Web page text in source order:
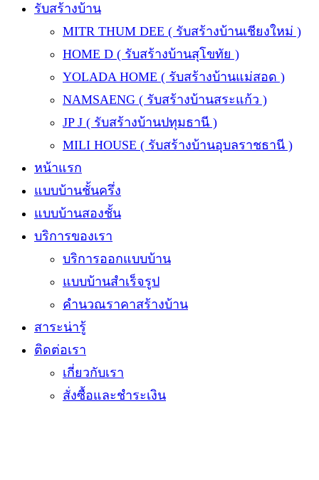
รับสร้างบ้าน
MITR THUM DEE ( รับสร้างบ้านเชียงใหม่ )
HOME D ( รับสร้างบ้านสุโขทัย )
YOLADA HOME ( รับสร้างบ้านแม่สอด )
NAMSAENG ( รับสร้างบ้านสระแก้ว )
JP J ( รับสร้างบ้านปทุมธานี )
MILI HOUSE ( รับสร้างบ้านอุบลราชธานี )
หน้าแรก
แบบบ้านชั้นครึ่ง
แบบบ้านสองชั้น
บริการของเรา
บริการออกแบบบ้าน
แบบบ้านสำเร็จรูป
คำนวณราคาสร้างบ้าน
สาระน่ารู้
ติดต่อเรา
เกี่ยวกับเรา
สั่งซื้อและชำระเงิน